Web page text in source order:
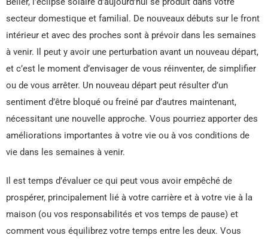
secteur domestique et familial. De nouveaux débuts sur le front
intérieur et avec des proches sont à prévoir dans les semaines
à venir. Il peut y avoir une perturbation avant un nouveau départ,
et c’est le moment d’envisager de vous réinventer, de simplifier
ou de vous arrêter. Un nouveau départ peut résulter d’un
sentiment d’être bloqué ou freiné par d’autres maintenant,
nécessitant une nouvelle approche. Vous pourriez apporter des
améliorations importantes à votre vie ou à vos conditions de
vie dans les semaines à venir.
Il est temps d’évaluer ce qui peut vous avoir empêché de
prospérer, principalement lié à votre carrière et à votre vie à la
maison (ou vos responsabilités et vos temps de pause) et
comment vous équilibrez votre temps entre les deux. Vous